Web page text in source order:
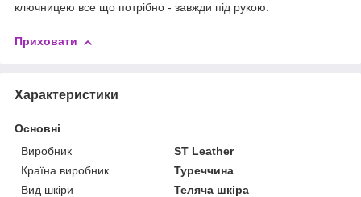
ключницею все що потрібно - завжди під рукою.
Приховати
Характеристики
Основні
Виробник
ST Leather
Країна виробник
Туреччина
Вид шкіри
Теляча шкіра